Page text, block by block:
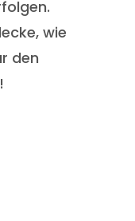
wie
den